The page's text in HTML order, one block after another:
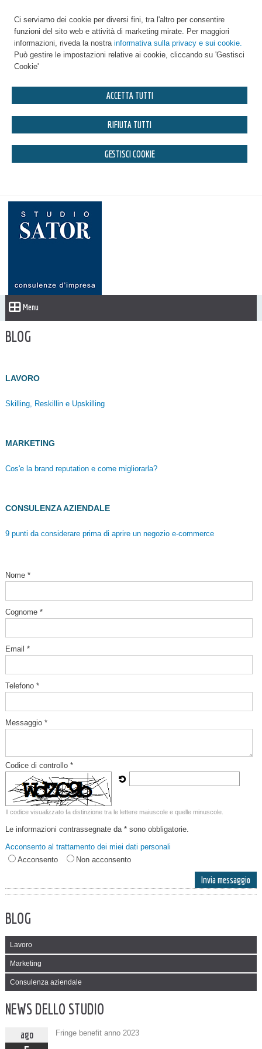
Ci serviamo dei cookie per diversi fini, tra l'altro per consentire
funzioni del sito web e attività di marketing mirate. Per maggiori
informazioni, riveda la nostrainformativa sulla privacy e sui cookie.
Può gestire le impostazioni relative ai cookie, cliccando su 'Gestisci
Cookie'
ACCETTA TUTTI
RIFIUTA TUTTI
GESTISCI COOKIE
Menu
BLOG
LAVORO
Skilling, Reskillin e Upskilling
MARKETING
Cos'e la brand reputation e come migliorarla?
CONSULENZA AZIENDALE
9 punti da considerare prima di aprire un negozio e-commerce
Nome *
Cognome *
Email *
Telefono *
Messaggio *
Codice di controllo *
Il codice visualizzato fa distinzione tra le lettere maiuscole e quelle minuscole.
Le informazioni contrassegnate da * sono obbligatorie.
Acconsento al trattamento dei miei dati personali
Acconsento
Non acconsento
BLOG
Lavoro
Marketing
Consulenza aziendale
NEWS DELLO STUDIO
ago Fringe benefit anno 2023